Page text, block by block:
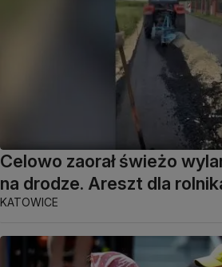
Celowo zaorał świeżo
na drodze. Areszt dla
KATOWICE